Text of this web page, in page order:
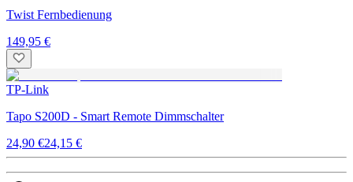
Twist Fernbedienung
149,95 €
TP-Link
Tapo S200D - Smart Remote Dimmschalter
24,90 €24,15 €